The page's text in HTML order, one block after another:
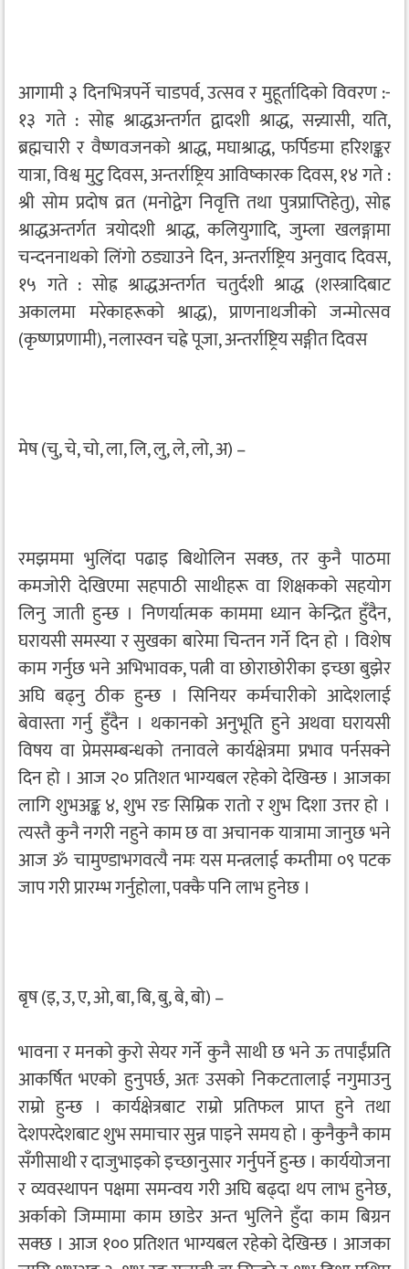
आगामी ३ दिनभित्रपर्ने चाडपर्व, उत्सव र मुहूर्तादिको विवरण :-
१३ गते : सोह्र श्राद्धअन्तर्गत द्वादशी श्राद्ध, सन्न्यासी, यति,
ब्रह्मचारी र वैष्णवजनको श्राद्ध, मघाश्राद्ध, फर्पिङमा हरिशङ्कर
यात्रा, विश्व मुटु दिवस, अन्तर्राष्ट्रिय आविष्कारक दिवस, १४ गते :
श्री सोम प्रदोष व्रत (मनोद्वेग निवृत्ति तथा पुत्रप्राप्तिहेतु), सोह्र
श्राद्धअन्तर्गत त्रयोदशी श्राद्ध, कलियुगादि, जुम्ला खलङ्गामा
चन्दननाथको लिंगो ठड्याउने दिन, अन्तर्राष्ट्रिय अनुवाद दिवस,
१५ गते : सोह्र श्राद्धअन्तर्गत चतुर्दशी श्राद्ध (शस्त्रादिबाट
अकालमा मरेकाहरूको श्राद्ध), प्राणनाथजीको जन्मोत्सव
(कृष्णप्रणामी), नलास्वन चह्रे पूजा, अन्तर्राष्ट्रिय सङ्गीत दिवस
मेष (चु, चे, चो, ला, लि, लु, ले, लो, अ) –
रमझममा भुलिंदा पढाइ बिथोलिन सक्छ, तर कुनै पाठमा
कमजोरी देखिएमा सहपाठी साथीहरू वा शिक्षकको सहयोग
लिनु जाती हुन्छ । निणर्यात्मक काममा ध्यान केन्द्रित हुँदैन,
घरायसी समस्या र सुखका बारेमा चिन्तन गर्ने दिन हो । विशेष
काम गर्नुछ भने अभिभावक, पत्नी वा छोराछोरीका इच्छा बुझेर
अघि बढ्नु ठीक हुन्छ । सिनियर कर्मचारीको आदेशलाई
बेवास्ता गर्नु हुँदैन । थकानको अनुभूति हुने अथवा घरायसी
विषय वा प्रेमसम्बन्धको तनावले कार्यक्षेत्रमा प्रभाव पर्नसक्ने
दिन हो । आज २० प्रतिशत भाग्यबल रहेको देखिन्छ । आजका
लागि शुभअङ्क ४, शुभ रङ सिम्रिक रातो र शुभ दिशा उत्तर हो ।
त्यस्तै कुनै नगरी नहुने काम छ वा अचानक यात्रामा जानुछ भने
आज ॐ चामुण्डाभगवत्यै नमः यस मन्त्रलाई कम्तीमा ०९ पटक
जाप गरी प्रारम्भ गर्नुहोला, पक्कै पनि लाभ हुनेछ ।
बृष (इ, उ, ए, ओ, बा, बि, बु, बे, बो) –
भावना र मनको कुरो सेयर गर्ने कुनै साथी छ भने ऊ तपाईंप्रति
आकर्षित भएको हुनुपर्छ, अतः उसको निकटतालाई नगुमाउनु
राम्रो हुन्छ । कार्यक्षेत्रबाट राम्रो प्रतिफल प्राप्त हुने तथा
देशपरदेशबाट शुभ समाचार सुन्न पाइने समय हो । कुनैकुनै काम
सँगीसाथी र दाजुभाइको इच्छानुसार गर्नुपर्ने हुन्छ । कार्ययोजना
र व्यवस्थापन पक्षमा समन्वय गरी अघि बढ्दा थप लाभ हुनेछ,
अर्काको जिम्मामा काम छाडेर अन्त भुलिने हुँदा काम बिग्रन
सक्छ । आज १०० प्रतिशत भाग्यबल रहेको देखिन्छ । आजका